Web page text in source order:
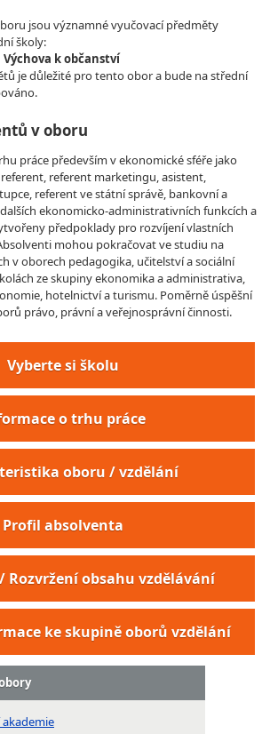
jsou významné vyučovací předměty
školy:
k občanství
je důležité pro tento obor a bude na střední
v oboru
práce především v ekonomické sféře jako
referent marketingu, asistent,
referent ve státní správě, bankovní a
ekonomicko-administrativních funkcích a
předpoklady pro rozvíjení vlastních
mohou pokračovat ve studiu na
v oborech pedagogika, učitelství a sociální
ze skupiny ekonomika a administrativa,
hotelnictví a turismu. Poměrně úspěšní
právo, právní a veřejnosprávní činnosti.
Vyberte si školu
o trhu práce
oboru / vzdělání
Profil absolventa
Rozvržení obsahu vzdělávání
ke skupině oborů vzdělání
pohřebiště